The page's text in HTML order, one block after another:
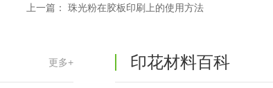
上一篇：珠光粉在胶板印刷上的使用方法
更多+
2026-07-17
印花材料百科
超细反光粉怎么印牢度才会更好？